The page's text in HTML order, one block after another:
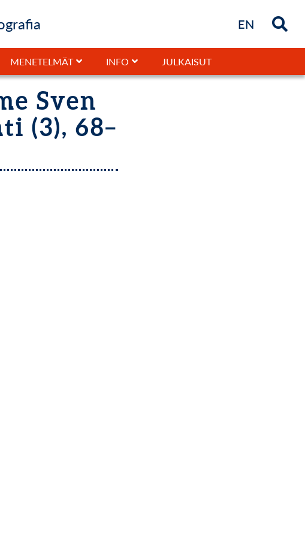
EN Briefly
MENETELMÄT INFO JULKAISUT
Sven
(3), 68–